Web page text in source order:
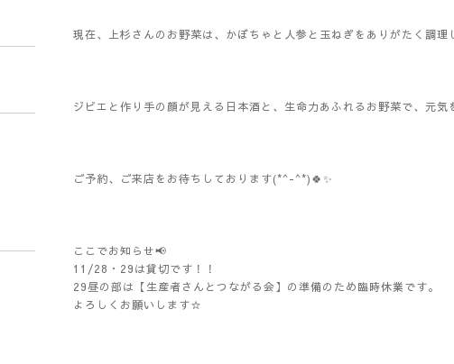
現在、上杉さんのお野菜は、かぼちゃと人参と玉ねぎをありがたく調
ジビエと作り手の顔が見える日本酒と、生命力あふれるお野菜で、元
ご予約、ご来店をお待ちしております(*^-^*)🍀✨️
ここでお知らせ📢
11/28・29は貸切です！！
29昼の部は【生産者さんとつながる会】の準備のため臨時休業です。
よろしくお願いします☆